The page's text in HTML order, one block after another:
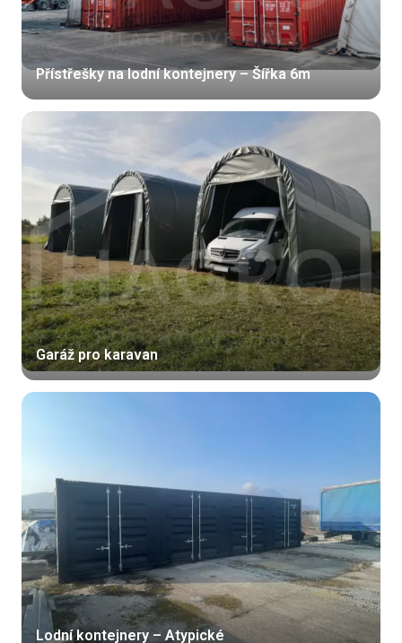
Přístřešky na lodní kontejnery – Šířka 6m
Garáž pro karavan
Lodní kontejnery – Atypické